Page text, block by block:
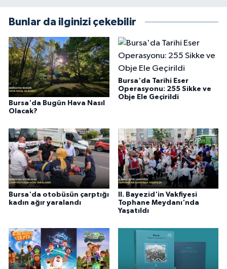
Bunlar da ilginizi çekebilir
Bursa'da Bugün Hava Nasıl
Olacak?
Bursa'da Tarihi Eser
Operasyonu: 255 Sikke ve
Obje Ele Geçirildi
Bursa'da otobüsün çarptığı
kadın ağır yaralandı
II. Bayezid'in Vakfiyesi
Tophane Meydanı'nda
Yaşatıldı